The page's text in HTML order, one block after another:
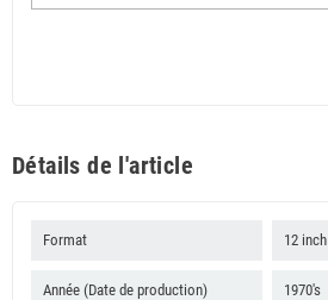
B2 - African Son - Repatriation Song
Détails de l'article
Format 12 inch
Année (Date de production) 1970's